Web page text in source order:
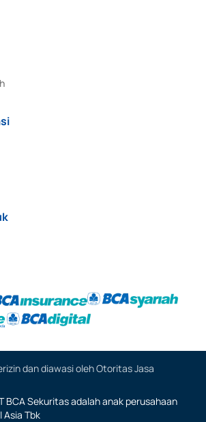
dan diawasi oleh Otoritas Jasa
BCA Sekuritas adalah anak perusahaan
Asia Tbk